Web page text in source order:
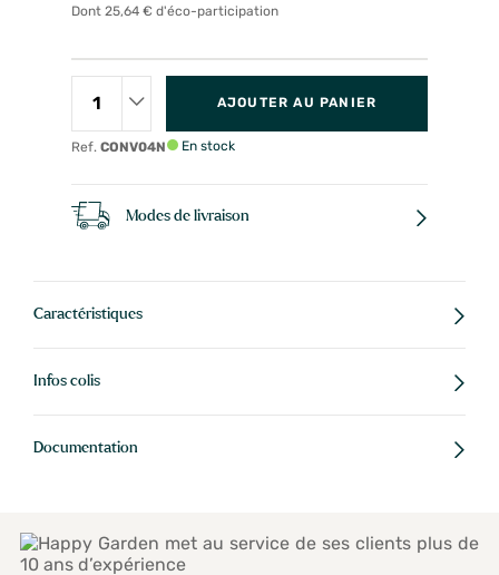
Dont 25,64 € d'éco-participation
Ref. CONV04N
AJOUTER AU PANIER
En stock
Modes de livraison
Caractéristiques
Infos colis
Documentation